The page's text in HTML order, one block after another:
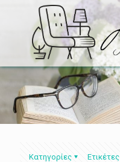
Κατηγορίες Ετικέτες